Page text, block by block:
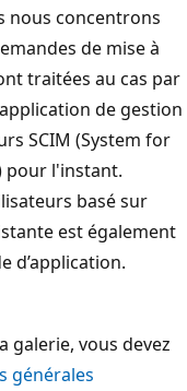
nous concentrons
de mise à
traitées au cas par
de gestion
SCIM (System for
pour l'instant.
basé sur
est également
d’application.
galerie, vous devez
générales